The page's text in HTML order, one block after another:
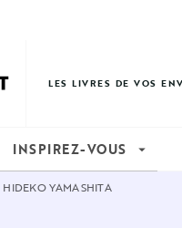
LES LIVRES DE VOS
INSPIREZ-VOUS arrow_drop_down
HIDEKO YAMASHITA